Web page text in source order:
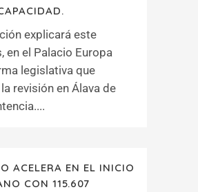
explicará este
en el Palacio Europa
legislativa que
revisión en Álava de
ACELERA EN EL INICIO
CON 115.607